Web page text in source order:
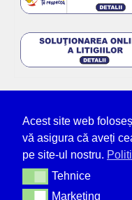
Acest site web
vă asigura că aveți
pe site-ul nostru.
TehniceTehnice
MarketingMarketing